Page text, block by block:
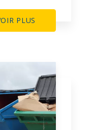
PLUS